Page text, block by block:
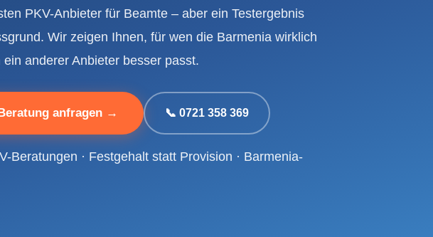
PKV-Anbieter für Beamte – aber ein Testergebnis
Wir zeigen Ihnen, für wen die Barmenia wirklich
anderer Anbieter besser passt.
anfragen → 📞 0721 358 369
Beratungen · Festgehalt statt Provision · Barmenia-